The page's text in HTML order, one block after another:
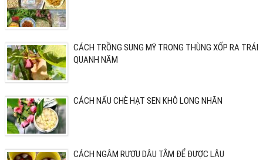
CÁCH TRỒNG SUNG MỸ TRONG THÙNG XỐP RA TRÁI
QUANH NĂM
CÁCH NẤU CHÈ HẠT SEN KHÔ LONG NHÃN
CÁCH NGÂM RƯỢU DÂU TẰM ĐỂ ĐƯỢC LÂU